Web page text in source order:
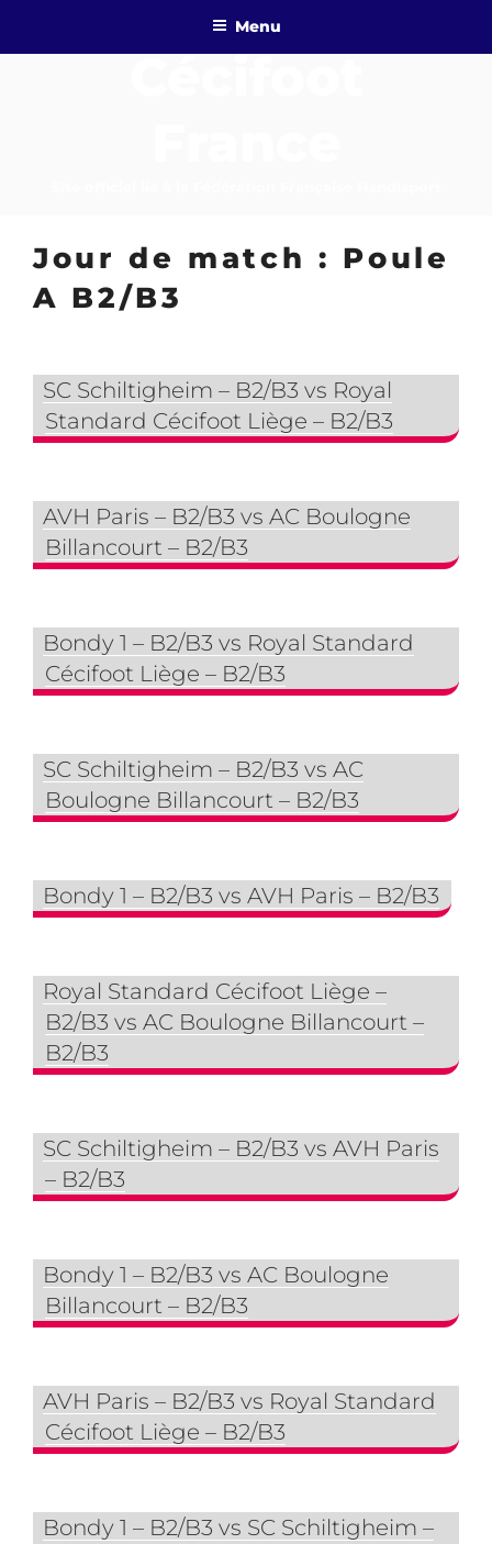
Menu
Jour de match : Poule
A B2/B3
SC Schiltigheim – B2/B3 vs Royal
Standard Cécifoot Liège – B2/B3
AVH Paris – B2/B3 vs AC Boulogne
Billancourt – B2/B3
Bondy 1 – B2/B3 vs Royal Standard
Cécifoot Liège – B2/B3
SC Schiltigheim – B2/B3 vs AC
Boulogne Billancourt – B2/B3
Bondy 1 – B2/B3 vs AVH Paris – B2/B3
Royal Standard Cécifoot Liège –
B2/B3 vs AC Boulogne Billancourt –
B2/B3
SC Schiltigheim – B2/B3 vs AVH Paris
– B2/B3
Bondy 1 – B2/B3 vs AC Boulogne
Billancourt – B2/B3
AVH Paris – B2/B3 vs Royal Standard
Cécifoot Liège – B2/B3
Bondy 1 – B2/B3 vs SC Schiltigheim –